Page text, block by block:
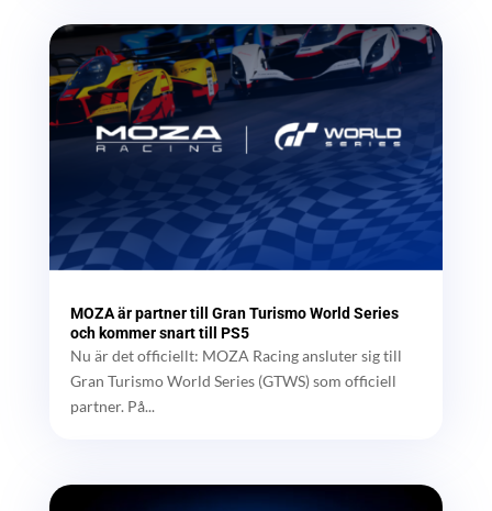
MOZA är partner till Gran Turismo World Series
och kommer snart till PS5
Nu är det officiellt: MOZA Racing ansluter sig till
Gran Turismo World Series (GTWS) som officiell
partner. På...